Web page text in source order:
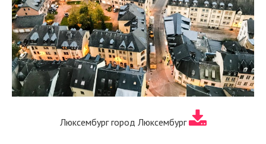
Люксембург город Люксембург